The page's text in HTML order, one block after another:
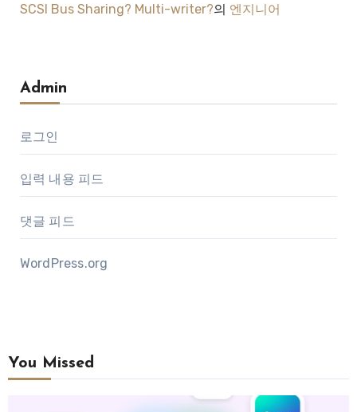
SCSI Bus Sharing? Multi-writer?의 엔지니어
Admin
로그인
입력 내용 피드
댓글 피드
WordPress.org
You Missed